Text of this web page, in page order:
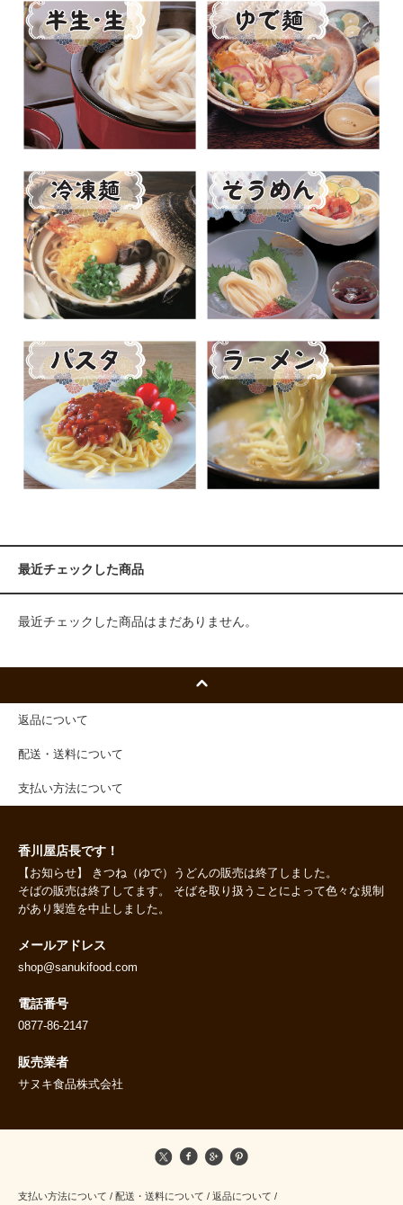
最近チェックした商品
最近チェックした商品はまだありません。
返品について
配送・送料について
支払い方法について
香川屋店長です！
【お知らせ】 きつね（ゆで）うどんの販売は終了しました。
そばの販売は終了してます。 そばを取り扱うことによって色々な規制
があり製造を中止しました。
メールアドレス
shop@sanukifood.com
電話番号
0877-86-2147
販売業者
サヌキ食品株式会社
支払い方法について / 配送・送料について / 返品について /